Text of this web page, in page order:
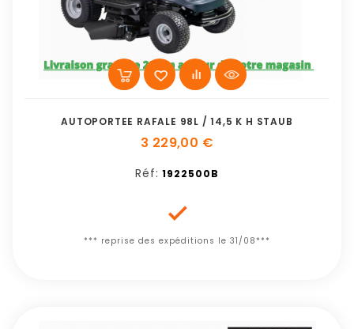
AUTOPORTEE RAFALE 98L / 14,5 K H STAUB
3 229,00 €
Réf: 1922500B

*** reprise des expéditions le 31/08***